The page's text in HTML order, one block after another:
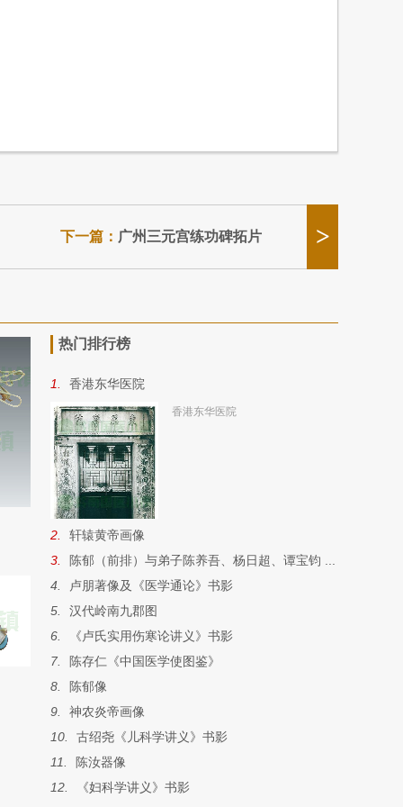
>
下一篇： 广州三元宫练功碑拓片
热门排行榜
1. 香港东华医院
香港东华医院
2.
轩辕黄帝画像
3.
陈郁（前排）与弟子陈养吾、杨日超、谭宝钧 ...
4.
卢朋著像及《医学通论》书影
5.
汉代岭南九郡图
6.
《卢氏实用伤寒论讲义》书影
7.
陈存仁《中国医学使图鉴》
8.
陈郁像
9.
神农炎帝画像
10.
古绍尧《儿科学讲义》书影
11.
陈汝器像
12.
《妇科学讲义》书影